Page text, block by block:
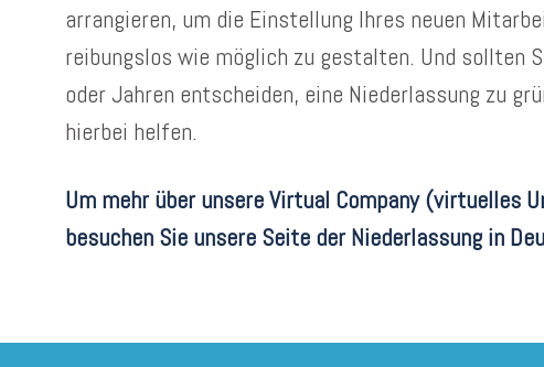
arrangieren, um die Einstellung Ihres neuen
reibungslos wie möglich zu gestalten. Und sollten
oder Jahren entscheiden, eine Niederlassung zu
hierbei helfen.
Um mehr über unsere Virtual Company (virtuelles
besuchen Sie unsere Seite der Niederlassung in